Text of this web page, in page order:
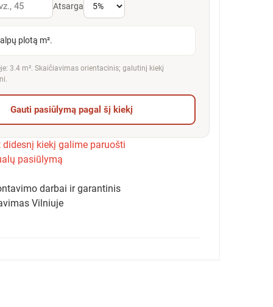
Atsarga
plotą m².
3.4 m². Skaičiavimas orientacinis; galutinį kiekį
Gauti pasiūlymą pagal šį kiekį
didesnį kiekį galime paruošti
pasiūlymą
darbai ir garantinis
Vilniuje